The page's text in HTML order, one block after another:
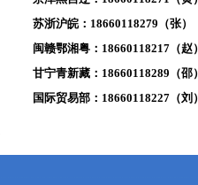
苏浙沪皖：18660118279（张）
闽赣鄂湘粤：18660118217（赵）
甘宁青新藏：18660118289（邵）
国际贸易部：18660118227（刘）